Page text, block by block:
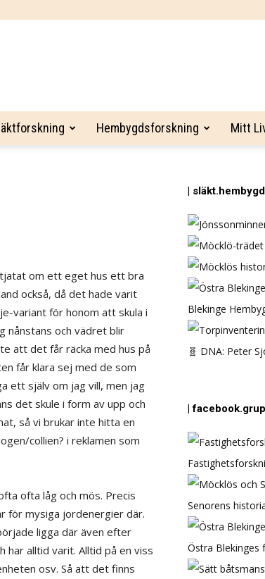
BevaraMinnen
Hembygdsforskning Mitt
om ett eget hus ett bra
också, då det hade varit
variant för honom att skula i
nånstans och vädret blir
att det får räcka med hus på
får klara sej med de som
ett själv om jag vill, men jag
det skule i form av upp och
så vi brukar inte hitta en
collien? i reklamen som
ofta låg och mös. Precis
för mysiga jordenergier där.
ligga där även efter
har alltid varit. Alltid på en viss
osv. Så att det finns
|
Blekinge
🧬 DNA: Peter
|
Senorens
Östra Blekinges